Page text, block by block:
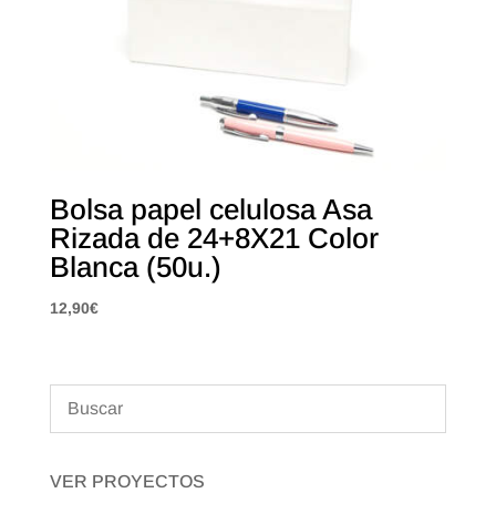
Bolsa papel celulosa Asa
Rizada de 24+8X21 Color
Blanca (50u.)
12,90€
VER PROYECTOS